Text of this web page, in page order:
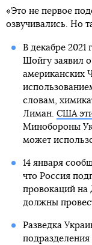
«Это не первое
озвучивались. Но
В декабре
Шойгу заявил
американских
словам,
Лиман. США
Минобороны
может
14 января
что Россия
провокаций
должны
Разведка